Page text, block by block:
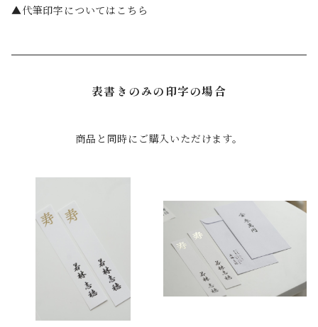
▲代筆印字についてはこちら
表書きのみの印字の場合
商品と同時にご購入いただけます。